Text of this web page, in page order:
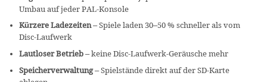
Umbau auf jeder PAL-Konsole
Kürzere Ladezeiten– Spiele laden 30–50 % schneller als vom
Disc-Laufwerk
Lautloser Betrieb– keine Disc-Laufwerk-Geräusche mehr
Speicherverwaltung– Spielstände direkt auf der SD-Karte